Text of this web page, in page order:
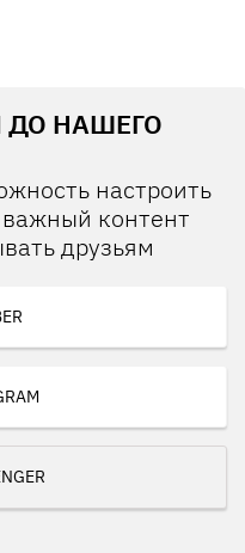
ДО НАШЕГО
настроить
важный контент
друзьям